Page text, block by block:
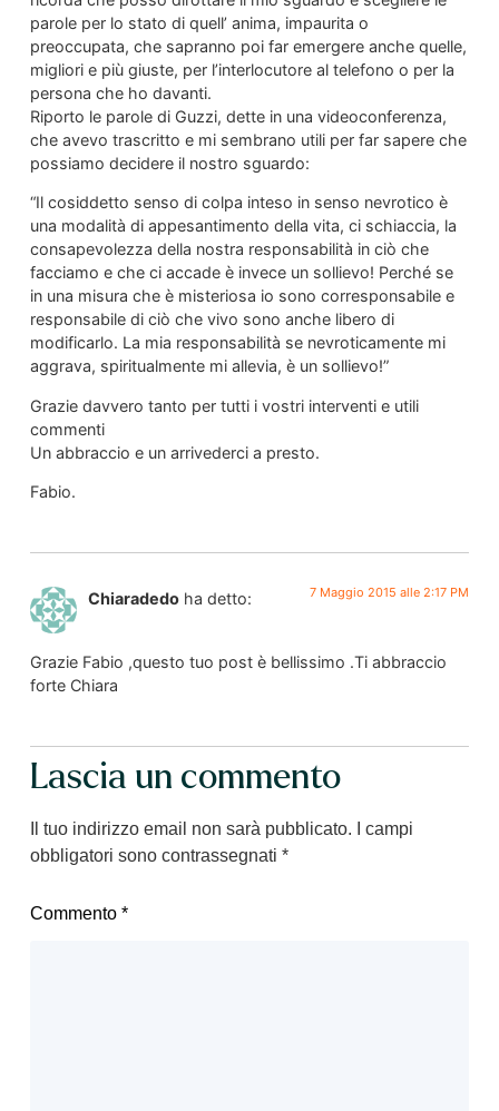
parole per lo stato di quell’ anima, impaurita o
preoccupata, che sapranno poi far emergere anche quelle,
migliori e più giuste, per l’interlocutore al telefono o per la
persona che ho davanti.
Riporto le parole di Guzzi, dette in una videoconferenza,
che avevo trascritto e mi sembrano utili per far sapere che
possiamo decidere il nostro sguardo:
“Il cosiddetto senso di colpa inteso in senso nevrotico è
una modalità di appesantimento della vita, ci schiaccia, la
consapevolezza della nostra responsabilità in ciò che
facciamo e che ci accade è invece un sollievo! Perché se
in una misura che è misteriosa io sono corresponsabile e
responsabile di ciò che vivo sono anche libero di
modificarlo. La mia responsabilità se nevroticamente mi
aggrava, spiritualmente mi allevia, è un sollievo!”
Grazie davvero tanto per tutti i vostri interventi e utili
commenti
Un abbraccio e un arrivederci a presto.
Fabio.
Chiaradedo ha detto: 7 Maggio 2015 alle 2:17 PM
Grazie Fabio ,questo tuo post è bellissimo .Ti abbraccio
forte Chiara
Lascia un commento
Il tuo indirizzo email non sarà pubblicato.
I campi
obbligatori sono contrassegnati *
Commento *